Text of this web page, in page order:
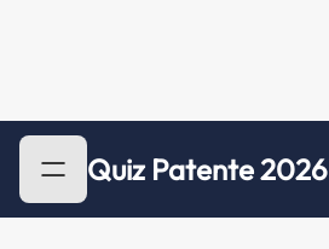
Quiz Patente 2026